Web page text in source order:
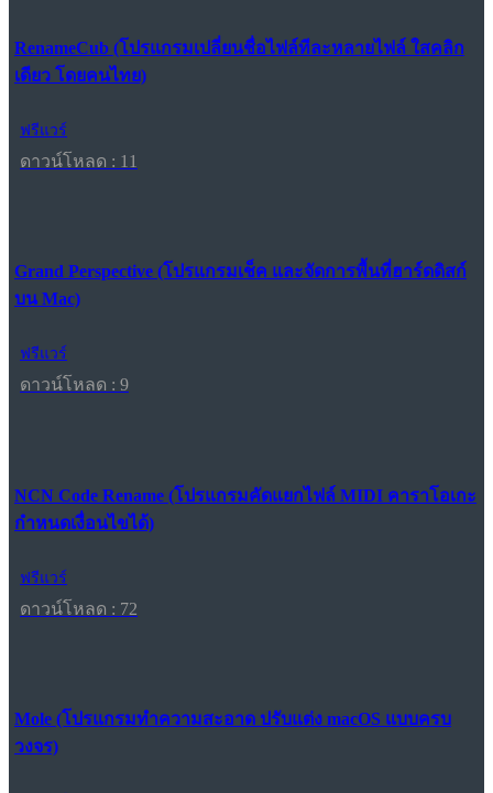
RenameCub (โปรแกรมเปลี่ยนชื่อไฟล์ทีละหลายไฟล์ ใสคลิก
เดียว โดยคนไทย)
ฟรีแวร์
ดาวน์โหลด : 11
Grand Perspective (โปรแกรมเช็ค และจัดการพื้นที่ฮาร์ดดิสก์
บน Mac)
ฟรีแวร์
ดาวน์โหลด : 9
NCN Code Rename (โปรแกรมคัดแยกไฟล์ MIDI คาราโอเกะ
กำหนดเงื่อนไขได้)
ฟรีแวร์
ดาวน์โหลด : 72
Mole (โปรแกรมทำความสะอาด ปรับแต่ง macOS แบบครบ
วงจร)